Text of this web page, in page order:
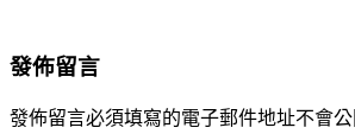
發佈留言
發佈留言必須填寫的電子郵件地址不會公